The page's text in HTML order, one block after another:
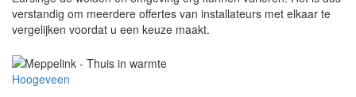
verstandig om meerdere offertes van installateurs met elkaar te
vergelijken voordat u een keuze maakt.
Hoogeveen